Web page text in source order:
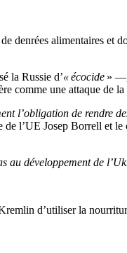
alimentaires et
la Russie d’« écocide » —,
comme une attaque de la
l’obligation de rendre
l’UE Josep Borrell et
au développement de
d’utiliser la